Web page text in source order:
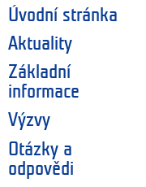
Úvodní stránka
Aktuality
Základní
informace
Výzvy
Otázky a
odpovědi